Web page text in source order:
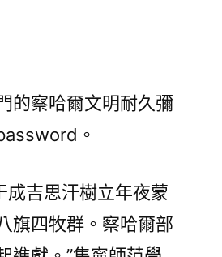
的察哈爾文明耐久彌
。
成吉思汗樹立年夜蒙
旗四牧群。察哈爾部